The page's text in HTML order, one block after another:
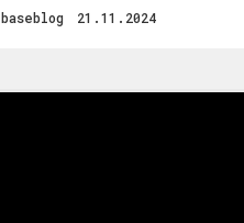
baseblog 21.11.2024